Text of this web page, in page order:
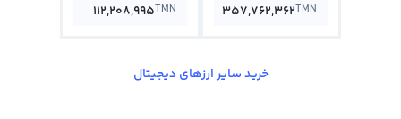
357,762,362TMN
112,208,995TMN
خرید سایر ارزهای دیجیتال